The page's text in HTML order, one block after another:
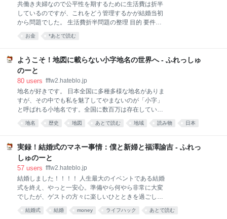
2月7日放送）によると、この迷路は1991年*2に当時の
設計者の遊び心で作られたもので、迷路の幅は6.8m、
長さはなんと80mもあるそうです。 僕も気になって大
阪駅で個人的に計測してみたのですが、タイルの枚数
共働き夫婦なので公平性を期するために生活費は折半
しているのですが、これをどう管理するかが結婚当初
から問題でした。 生活費折半問題の整理 目的 要件
Googleフォームで家計簿アプリをつくる URLパラメ
ーターで初期値を自動入力 フォーム編集用URLをスプ
題の整理 目的 夫婦で生活費を折半したいが、支払いの
たびに割り勘するのは大変なので、夫婦それぞれの支
出額を管理して、夫または妻の負債がどれだけかを把
何円使ったかを管理できる 割り勘の要否を区別できる
（個人的な支出は割り勘不要） 「人参 90円」「たま
ねぎ 160円」「じゃがいも 150円」と品目ごとに細分
化せずに「2019/11/06 食費 400円」とまとめて明細に
お金 *あとで読む
ようこそ！地図に載らない小字地名の世界へ - ふれっしゅ
のーと
80 users fffw2.hateblo.jp
地名が好きです。 日本全国に多種多様な地名がありま
すが、その中でも私を魅了してやまないのが「小字」
と呼ばれる小地名です。全国に数百万は存在している
というローカルな地名で、かの柳田國男も愛していま
した。ちなみに読み方は「しょうじ」ではなく「こあ
生の頃にはじめて小字ワールドに足を踏み入れて以
来、本業の傍ら、かれこれ十年以上小字を研究してき
ました。もはや小字と共に平成を歩んできたと言って
名との出会い 高校最後の春休み。ふらふらと街を歩き
ながら宅地開発工事を眺めていたら、看板に見慣れぬ
地名を見つけて全身に衝撃が走りました。 草津市上笠
一丁目字骨コボス 字骨コボス 骨、こぼす…！？ 何な
地名 歴史 地図 あとで読む 地域 読み物 日本
実録！結婚式のマネー事情：僕と新婦と福澤諭吉 - ふれっ
しゅのーと
57 users fffw2.hateblo.jp
結婚しました！！！！ 人生最大のイベントである結婚
式を終え、やっと一安心。準備やら何やら非常に大変
でしたが、ゲストの方々に楽しいひとときを過ごして
いただき、頑張って盛大な式を挙げて良かったと心か
ら思います。会場のプランナーさんにも大変お世話に
結婚式 結婚 money ライフハック あとで読む